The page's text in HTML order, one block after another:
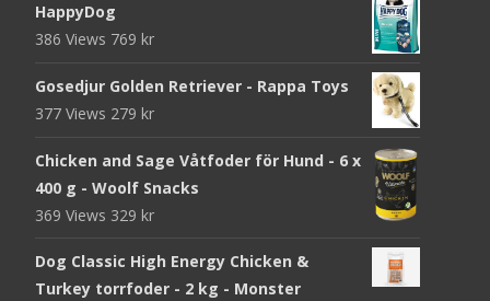
HappyDog
386 Views 769 kr
Gosedjur Golden Retriever - Rappa Toys
377 Views 279 kr
Chicken and Sage Våtfoder för Hund - 6 x
400 g - Woolf Snacks
369 Views 329 kr
Dog Classic High Energy Chicken &
Turkey torrfoder - 2 kg - Monster